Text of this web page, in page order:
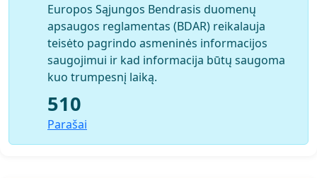
Europos Sąjungos Bendrasis duomenų
apsaugos reglamentas (BDAR) reikalauja
teisėto pagrindo asmeninės informacijos
saugojimui ir kad informacija būtų saugoma
kuo trumpesnį laiką.
510
Parašai